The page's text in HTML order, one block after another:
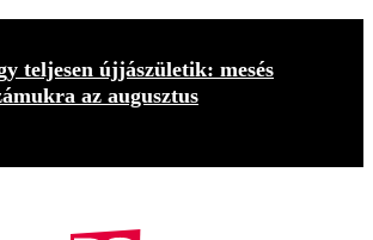
teljesen újjászületik: mesés
az augusztus